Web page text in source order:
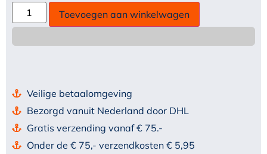
Toevoegen aan winkelwagen
Veilige betaalomgeving
Bezorgd vanuit Nederland door DHL
Gratis verzending vanaf € 75.-
Onder de € 75,- verzendkosten € 5,95